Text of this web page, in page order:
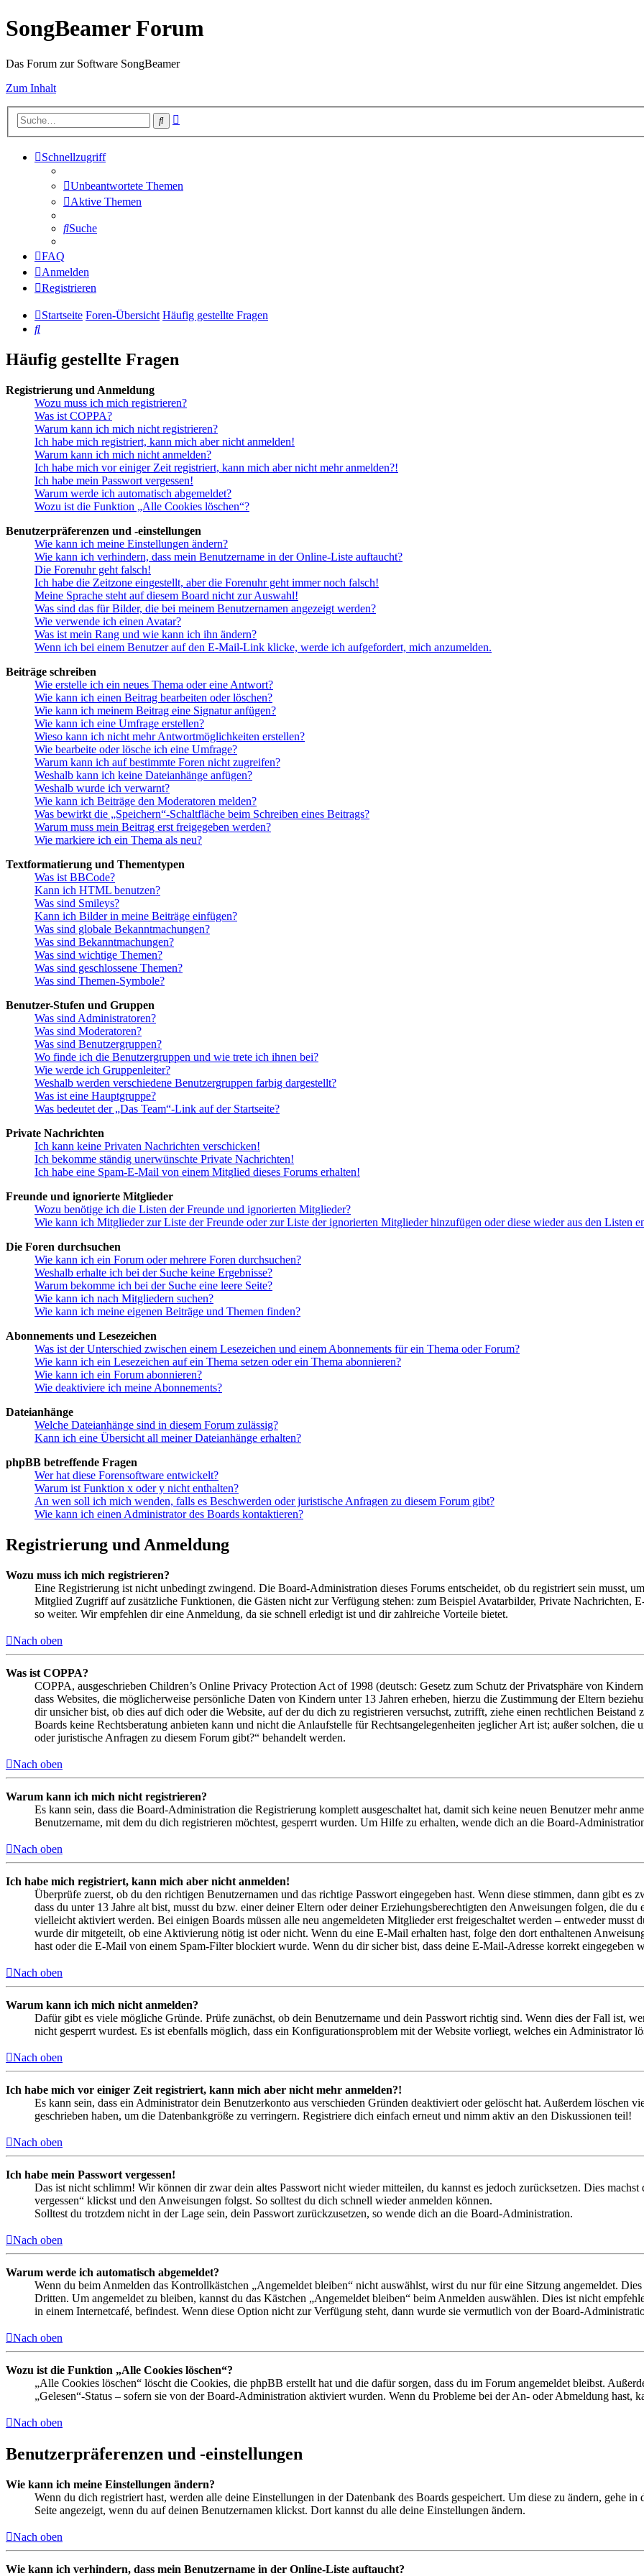
SongBeamer Forum
Das Forum zur Software SongBeamer
Zum Inhalt
Suche
Schnellzugriff
Unbeantwortete Themen
Aktive Themen
Suche
FAQ
Anmelden
Registrieren
Startseite Foren-Übersicht Häufig gestellte Fragen
Suche
Häufig gestellte Fragen
Registrierung und Anmeldung
Wozu muss ich mich registrieren?
Was ist COPPA?
Warum kann ich mich nicht registrieren?
Ich habe mich registriert, kann mich aber nicht anmelden!
Warum kann ich mich nicht anmelden?
Ich habe mich vor einiger Zeit registriert, kann mich aber nicht mehr anmelden?!
Ich habe mein Passwort vergessen!
Warum werde ich automatisch abgemeldet?
Wozu ist die Funktion „Alle Cookies löschen“?
Benutzerpräferenzen und -einstellungen
Wie kann ich meine Einstellungen ändern?
Wie kann ich verhindern, dass mein Benutzername in der Online-Liste auftaucht?
Die Forenuhr geht falsch!
Ich habe die Zeitzone eingestellt, aber die Forenuhr geht immer noch falsch!
Meine Sprache steht auf diesem Board nicht zur Auswahl!
Was sind das für Bilder, die bei meinem Benutzernamen angezeigt werden?
Wie verwende ich einen Avatar?
Was ist mein Rang und wie kann ich ihn ändern?
Wenn ich bei einem Benutzer auf den E-Mail-Link klicke, werde ich aufgefordert, mich anzumelden.
Beiträge schreiben
Wie erstelle ich ein neues Thema oder eine Antwort?
Wie kann ich einen Beitrag bearbeiten oder löschen?
Wie kann ich meinem Beitrag eine Signatur anfügen?
Wie kann ich eine Umfrage erstellen?
Wieso kann ich nicht mehr Antwortmöglichkeiten erstellen?
Wie bearbeite oder lösche ich eine Umfrage?
Warum kann ich auf bestimmte Foren nicht zugreifen?
Weshalb kann ich keine Dateianhänge anfügen?
Weshalb wurde ich verwarnt?
Wie kann ich Beiträge den Moderatoren melden?
Was bewirkt die „Speichern“-Schaltfläche beim Schreiben eines Beitrags?
Warum muss mein Beitrag erst freigegeben werden?
Wie markiere ich ein Thema als neu?
Textformatierung und Thementypen
Was ist BBCode?
Kann ich HTML benutzen?
Was sind Smileys?
Kann ich Bilder in meine Beiträge einfügen?
Was sind globale Bekanntmachungen?
Was sind Bekanntmachungen?
Was sind wichtige Themen?
Was sind geschlossene Themen?
Was sind Themen-Symbole?
Benutzer-Stufen und Gruppen
Was sind Administratoren?
Was sind Moderatoren?
Was sind Benutzergruppen?
Wo finde ich die Benutzergruppen und wie trete ich ihnen bei?
Wie werde ich Gruppenleiter?
Weshalb werden verschiedene Benutzergruppen farbig dargestellt?
Was ist eine Hauptgruppe?
Was bedeutet der „Das Team“-Link auf der Startseite?
Private Nachrichten
Ich kann keine Privaten Nachrichten verschicken!
Ich bekomme ständig unerwünschte Private Nachrichten!
Ich habe eine Spam-E-Mail von einem Mitglied dieses Forums erhalten!
Freunde und ignorierte Mitglieder
Wozu benötige ich die Listen der Freunde und ignorierten Mitglieder?
Wie kann ich Mitglieder zur Liste der Freunde oder zur Liste der ignorierten Mitglieder hinzufügen oder diese wieder aus den Listen
Die Foren durchsuchen
Wie kann ich ein Forum oder mehrere Foren durchsuchen?
Weshalb erhalte ich bei der Suche keine Ergebnisse?
Warum bekomme ich bei der Suche eine leere Seite?
Wie kann ich nach Mitgliedern suchen?
Wie kann ich meine eigenen Beiträge und Themen finden?
Abonnements und Lesezeichen
Was ist der Unterschied zwischen einem Lesezeichen und einem Abonnements für ein Thema oder Forum?
Wie kann ich ein Lesezeichen auf ein Thema setzen oder ein Thema abonnieren?
Wie kann ich ein Forum abonnieren?
Wie deaktiviere ich meine Abonnements?
Dateianhänge
Welche Dateianhänge sind in diesem Forum zulässig?
Kann ich eine Übersicht all meiner Dateianhänge erhalten?
phpBB betreffende Fragen
Wer hat diese Forensoftware entwickelt?
Warum ist Funktion x oder y nicht enthalten?
An wen soll ich mich wenden, falls es Beschwerden oder juristische Anfragen zu diesem Forum gibt?
Wie kann ich einen Administrator des Boards kontaktieren?
Registrierung und Anmeldung
Wozu muss ich mich registrieren?
Eine Registrierung ist nicht unbedingt zwingend. Die Board-Administration dieses Forums entscheidet, ob du registriert sein musst,
Mitglied Zugriff auf zusätzliche Funktionen, die Gästen nicht zur Verfügung stehen: zum Beispiel Avatarbilder, Private Nachrichten,
so weiter. Wir empfehlen dir eine Anmeldung, da sie schnell erledigt ist und dir zahlreiche Vorteile bietet.
Nach oben
Was ist COPPA?
COPPA, ausgeschrieben Children’s Online Privacy Protection Act of 1998 (deutsch: Gesetz zum Schutz der Privatsphäre von
dass Websites, die möglicherweise persönliche Daten von Kindern unter 13 Jahren erheben, hierzu die Zustimmung der Eltern
dir unsicher bist, ob dies auf dich oder die Website, auf der du dich zu registrieren versuchst, zutrifft, ziehe einen rechtlichen
Boards keine Rechtsberatung anbieten kann und nicht die Anlaufstelle für Rechtsangelegenheiten jeglicher Art ist; außer solchen,
oder juristische Anfragen zu diesem Forum gibt?“ behandelt werden.
Nach oben
Warum kann ich mich nicht registrieren?
Es kann sein, dass die Board-Administration die Registrierung komplett ausgeschaltet hat, damit sich keine neuen Benutzer mehr
Benutzername, mit dem du dich registrieren möchtest, gesperrt wurden. Um Hilfe zu erhalten, wende dich an die Board-
Nach oben
Ich habe mich registriert, kann mich aber nicht anmelden!
Überprüfe zuerst, ob du den richtigen Benutzernamen und das richtige Passwort eingegeben hast. Wenn diese stimmen, dann gibt es
dass du unter 13 Jahre alt bist, musst du bzw. einer deiner Eltern oder deiner Erziehungsberechtigten den Anweisungen folgen, die
vielleicht aktiviert werden. Bei einigen Boards müssen alle neu angemeldeten Mitglieder erst freigeschaltet werden – entweder musst
wurde dir mitgeteilt, ob eine Aktivierung nötig ist oder nicht. Wenn du eine E-Mail erhalten hast, folge den dort enthaltenen
hast oder die E-Mail von einem Spam-Filter blockiert wurde. Wenn du dir sicher bist, dass deine E-Mail-Adresse korrekt eingegeben
Nach oben
Warum kann ich mich nicht anmelden?
Dafür gibt es viele mögliche Gründe. Prüfe zunächst, ob dein Benutzername und dein Passwort richtig sind. Wenn dies der Fall ist,
nicht gesperrt wurdest. Es ist ebenfalls möglich, dass ein Konfigurationsproblem mit der Website vorliegt, welches ein Administrator
Nach oben
Ich habe mich vor einiger Zeit registriert, kann mich aber nicht mehr anmelden?!
Es kann sein, dass ein Administrator dein Benutzerkonto aus verschieden Gründen deaktiviert oder gelöscht hat. Außerdem löschen
geschrieben haben, um die Datenbankgröße zu verringern. Registriere dich einfach erneut und nimm aktiv an den Diskussionen teil!
Nach oben
Ich habe mein Passwort vergessen!
Das ist nicht schlimm! Wir können dir zwar dein altes Passwort nicht wieder mitteilen, du kannst es jedoch zurücksetzen. Dies
vergessen“ klickst und den Anweisungen folgst. So solltest du dich schnell wieder anmelden können.
Solltest du trotzdem nicht in der Lage sein, dein Passwort zurückzusetzen, so wende dich an die Board-Administration.
Nach oben
Warum werde ich automatisch abgemeldet?
Wenn du beim Anmelden das Kontrollkästchen „Angemeldet bleiben“ nicht auswählst, wirst du nur für eine Sitzung angemeldet.
Dritten. Um angemeldet zu bleiben, kannst du das Kästchen „Angemeldet bleiben“ beim Anmelden auswählen. Dies ist nicht
in einem Internetcafé, befindest. Wenn diese Option nicht zur Verfügung steht, dann wurde sie vermutlich von der Board-
Nach oben
Wozu ist die Funktion „Alle Cookies löschen“?
„Alle Cookies löschen“ löscht die Cookies, die phpBB erstellt hat und die dafür sorgen, dass du im Forum angemeldet bleibst.
„Gelesen“-Status – sofern sie von der Board-Administration aktiviert wurden. Wenn du Probleme bei der An- oder Abmeldung hast,
Nach oben
Benutzerpräferenzen und -einstellungen
Wie kann ich meine Einstellungen ändern?
Wenn du dich registriert hast, werden alle deine Einstellungen in der Datenbank des Boards gespeichert. Um diese zu ändern, gehe
Seite angezeigt, wenn du auf deinen Benutzernamen klickst. Dort kannst du alle deine Einstellungen ändern.
Nach oben
Wie kann ich verhindern, dass mein Benutzername in der Online-Liste auftaucht?